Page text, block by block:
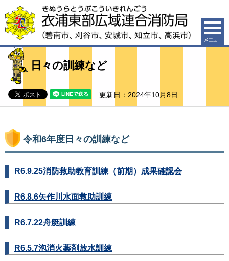
衣浦東部広域連合消防局（碧南市、刈谷市、安城市、知
立市、高浜市）
日々の訓練など
更新日：2024年10月8日
令和6年度日々の訓練など
R6.9.25消防救助教育訓練（前期）成果確認会
R6.8.6矢作川水面救助訓練
R6.7.22舟艇訓練
R6.5.7泡消火薬剤放水訓練